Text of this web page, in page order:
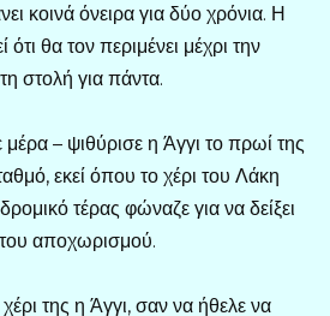
κοινά όνειρα για δύο χρόνια. Η
θα τον περιμένει μέχρι την
στολή για πάντα.
– ψιθύρισε η Άγγι το πρωί της
εκεί όπου το χέρι του Λάκη
τέρας φώναζε για να δείξει
αποχωρισμού.
της η Άγγι, σαν να ήθελε να